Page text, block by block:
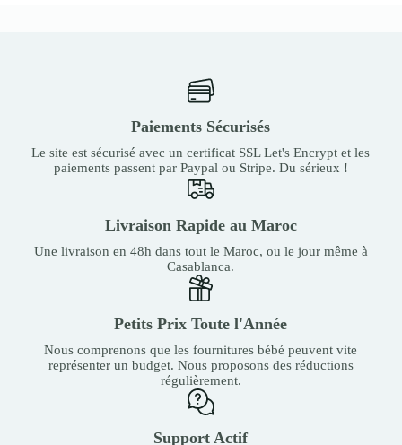
Paiements Sécurisés
Le site est sécurisé avec un certificat SSL Let's Encrypt et les
paiements passent par Paypal ou Stripe. Du sérieux !
Livraison Rapide au Maroc
Une livraison en 48h dans tout le Maroc, ou le jour même à
Casablanca.
Petits Prix Toute l'Année
Nous comprenons que les fournitures bébé peuvent vite
représenter un budget. Nous proposons des réductions
régulièrement.
Support Actif